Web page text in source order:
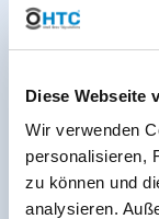
Diese Webseite
Wir verwenden
personalisieren,
zu können und
analysieren.
Sitemap